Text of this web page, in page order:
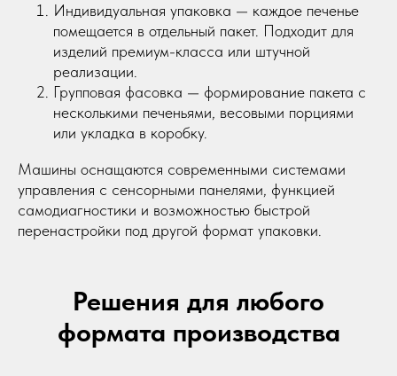
Индивидуальная упаковка — каждое печенье
помещается в отдельный пакет. Подходит для
изделий премиум-класса или штучной
реализации.
Групповая фасовка — формирование пакета с
несколькими печеньями, весовыми порциями
или укладка в коробку.
Машины оснащаются современными системами
управления с сенсорными панелями, функцией
самодиагностики и возможностью быстрой
перенастройки под другой формат упаковки.
Решения для любого
формата производства